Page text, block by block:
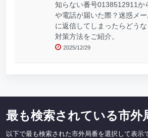
知らない番号0138512911か
や電話が届いた際？迷惑メ
に返信してしまったらどう
対策方法をご紹介。
2025/12/29
最も検索されている市外
以下で最も検索された市外局番を選択して表示